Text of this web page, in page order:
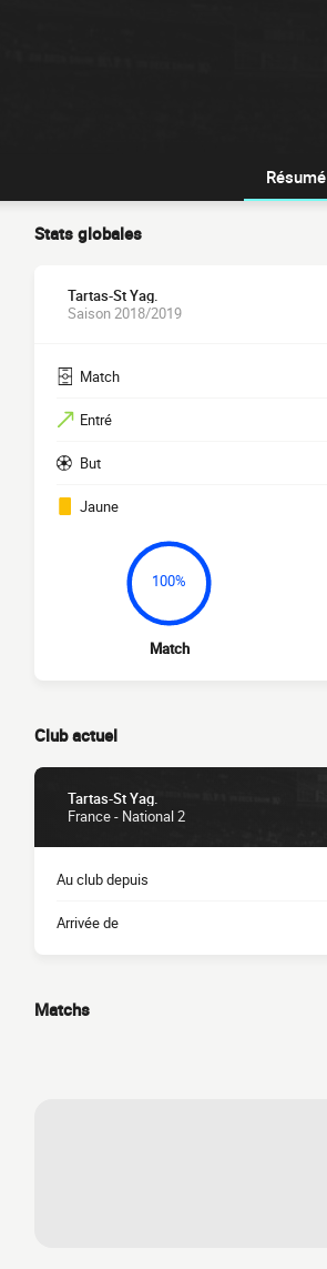
Résumé
Stats globales
Tartas-St Yag.
Saison 2018/2019
Match
Entré
But
Jaune
100%
Match
Club actuel
Tartas-St Yag.
France - National 2
Au club depuis
Arrivée de
Matchs